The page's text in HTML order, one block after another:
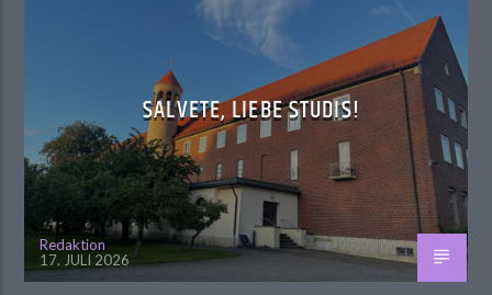
SALVETE, LIEBE STUDIS!
Redaktion
17. JULI 2026